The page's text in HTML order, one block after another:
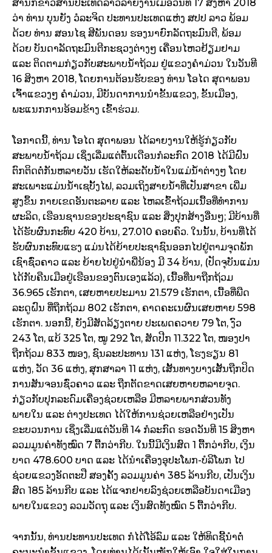
ສຳນັກຂ່າວສານປະເທດລາວລາຍງານເມື່ອວັນທີ 17 ສິງຫາ 2018
ວ່າ ທ່ານ ບຸນຍັງ ວໍລະຈິດ ປະທານປະເທດແຫ່ງ ສປປ ລາວ ພ້ອມ
ດ້ວຍ ທ່ານ ສອນໄຊ ສີພັນດອນ ຮອງນາຍົກລັດຖະມົນຕີ, ພ້ອມ
ດ້ວຍ ບັນດາລັດຖະມົນຕີກະຊວງຕ່າງໆ ເຄື່ອນໄຫວຢ້ຽມຢາມ
ແລະ ຕິດຕາມກ່ຽວກັບສະພາບນໍ້າຖ້ວມ ຢູ່ແຂວງຄຳມ່ວນ ໃນວັນທີ
16 ສິງຫາ 2018, ໂດຍການຕ້ອນຮັບຂອງ ທ່ານ ໂອໄດ ສຸດາພອນ
ເຈົ້າແຂວງໆ ຄຳມ່ວນ, ມີບັນດາການນຳຂັ້ນແຂວງ, ຂັ້ນເມືອງ,
ພະແນກການອ້ອມຂ້າງ ເຂົ້າຮ່ວມ.
ໂອກາດນີ້, ທ່ານ ໂອໄດ ສຸດາພອນ ໄດ້ລາຍງານໃຫ້ຮູ້ກ່ຽວກັບ
ສະພາບນໍ້າຖ້ວມ ເຊິ່ງເລີ່ມແຕ່ຕົ້ນເດືອນກໍລະກົດ 2018 ໄດ້ມີຝົນ
ຕົກຕິດຕໍ່ກັນຫລາຍວັນ ເຮັດໃຫ້ລະດັບນໍ້າໃນແມ່ນໍ້າຕ່າງໆ ໂດຍ
ສະເພາະແມ່ນນໍ້າເຊບັ້ງໄຟ, ລວມເຖິງສາຍນໍ້າທີ່ເປັນສາຂາ ເພີ່ມ
ສູງຂຶ້ນ ກາຍເຂດອັນຕະລາຍ ແລະ ໄຫລເຂົ້າຖ້ວມເນື້ອທີ່ທຳການ
ຜະລິດ, ເຮືອນຊານຂອງປະຊາຊົນ ແລະ ສິ່ງປຸກສ້າງອື່ນໆ; ມີບ້ານທີ່
ໄດ້ຮັບຜົນກະທົບ 420 ບ້ານ, 27.010 ຄອບຄົວ. ໃນນັ້ນ, ບ້ານທີ່ໄດ້
ຮັບຜົນກະທົບແຮງ ແມ່ນໄດ້ຍ້າຍປະຊາຊົນອອກໄປຢູ່ຕາມຈຸດພັກ
ເຊົາຊົ່ວຄາວ ແລະ ຍ້າຍໄປຢູ່ນຳພີ່ນ້ອງ ມີ 34 ບ້ານ, (ປັດຈຸບັນແມ່ນ
ໄດ້ກັບຄືນເມືອຢູ່ເຮືອນຂອງຕົນເອງແລ້ວ), ເນື້ອທີ່ນາຖືກຖ້ວມ
36.965 ເຮັກຕາ, ເສຍຫາຍປະມານ 21.579 ເຮັກຕາ, ເນື້ອທີ່ພືດ
ລະດູຝົນ ທີ່ຖືກຖ້ວມ 802 ເຮັກຕາ, ຄາດຄະເນຜົນເສຍຫາຍ 598
ເຮັກຕາ. ນອກນີ້, ຍັງມີສັດລ້ຽງຕາຍ ປະເພດຄວາຍ 79 ໂຕ, ງົວ
243 ໂຕ, ແບ້ 325 ໂຕ, ໝູ 292 ໂຕ, ສັດປີກ 11.322 ໂຕ, ໜອງປາ
ຖືກຖ້ວມ 833 ໜອງ, ຊົນລະປະທານ 131 ແຫ່ງ, ໂຮງຮຽນ 81
ແຫ່ງ, ວັດ 36 ແຫ່ງ, ສຸກສາລາ 11 ແຫ່ງ, ເສັ້ນທາງບາງເສັ້ນຖືກປິດ
ການສັນຈອນຊົ່ວຄາວ ແລະ ຖືກຕັດຂາດເສຍຫາຍຫລາຍຈຸດ.
ກ່ຽວກັບປຸກລະດົມເຄື່ອງຊ່ວຍເຫລືອ ມີຫລາຍພາກສ່ວນທັງ
ພາຍໃນ ແລະ ຕ່າງປະເທດ ໄດ້ໃຫ້ການຊ່ວຍເຫລືອຢ່າງເປັນ
ຂະບວນການ ເຊິ່ງເລີ່ມແຕ່ວັນທີ 14 ກໍລະກົດ ຮອດວັນທີ 15 ສິງຫາ
ລວມມູນຄ່າທັງໝົດ 7 ຕື້ກວ່າກີບ. ໃນນີ້ມີເງິນສົດ 1 ຕື້ກວ່າກີບ, ເງິນ
ບາດ 478.600 ບາດ ແລະ ໄດ້ນຳເຄື່ອງອຸປະໂພກ-ບໍລິໂພກ ໄປ
ຊ່ວຍແຂວງອັດຕະປື ສອງຄັ້ງ ລວມມູນຄ່າ 385 ລ້ານກີບ, ເປັນເງິນ
ສົດ 185 ລ້ານກີບ ແລະ ໄດ້ແຈກຢາຍລົງຊ່ວຍເຫລືອບັນດາເມືອງ
ພາຍໃນແຂວງ ລວມວັດຖຸ ແລະ ເງິນສົດທັງໝົດ 5 ຕື້ກວ່າກີບ.
ຈາກນັ້ນ, ທ່ານປະທານປະເທດ ກໍໄດ້ໂອ້ລົມ ແລະ ໃຫ້ທິດຊີ້ນຳຕໍ່